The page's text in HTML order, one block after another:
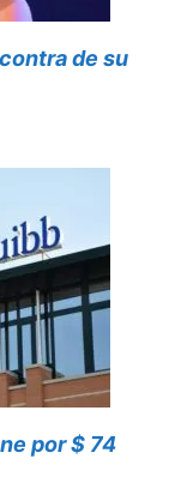
de su
por $ 74